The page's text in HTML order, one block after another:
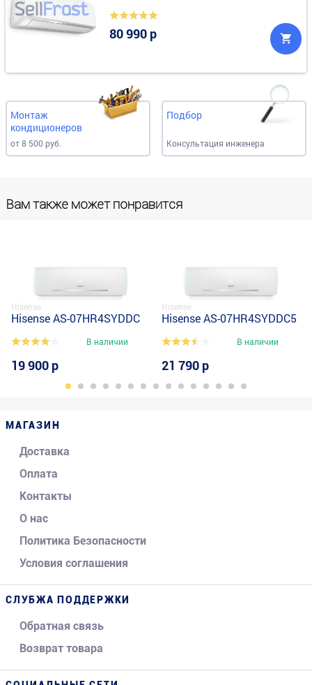
80 990 р
Монтаж
кондиционеров
от 8 500 руб.
Подбор
Консультация инженера
Вам также может понравится
Hisense
Hisense AS-07HR4SYDDC
В наличии
19 900 р
Hisense
Hisense AS-07HR4SYDDC5
В наличии
21 790 р
МАГАЗИН
Доставка
Оплата
Контакты
О нас
Политика Безопасности
Условия соглашения
СЛУБЖА ПОДДЕРЖКИ
Обратная связь
Возврат товара